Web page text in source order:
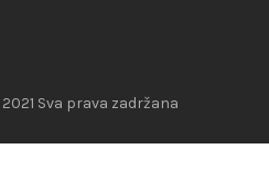
Sva prava zadržana